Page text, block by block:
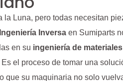
Luna, pero todas necesitan
Ingeniería Inversa en Sumiparts
en su ingeniería de materiales
el proceso de tomar una
que su maquinaria no solo